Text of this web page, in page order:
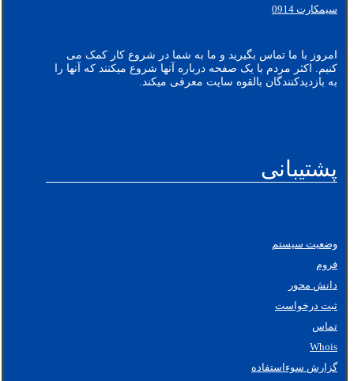
سیمکارت 0914
امروز با ما تماس بگیرید و ما به شما در شروع کار کمک می
کنیم. اکثر مردم با یک صفحه درباره آنها شروع میکنند که آنها را
به بازدیدکنندگان بالقوه سایت معرفی میکند.
پشتیبانی
وضعیت سیستم
فروم
دانش محور
ثبت درخواست
تماس
Whois
گزارش سوءاستفاده